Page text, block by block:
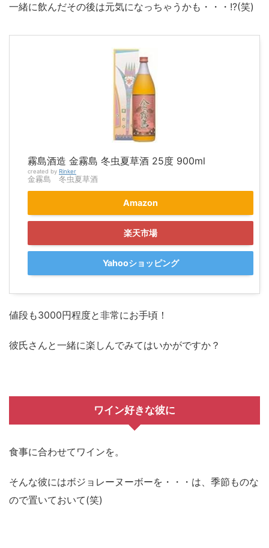
一緒に飲んだその後は元気になっちゃうかも・・・!?(笑)
霧島酒造 金霧島 冬虫夏草酒 25度 900ml
created by Rinker
金霧島 冬虫夏草酒
Amazon
楽天市場
Yahooショッピング
値段も3000円程度と非常にお手頃！
彼氏さんと一緒に楽しんでみてはいかがですか？
ワイン好きな彼に
食事に合わせてワインを。
そんな彼にはボジョレーヌーボーを・・・は、季節ものな
ので置いておいて(笑)